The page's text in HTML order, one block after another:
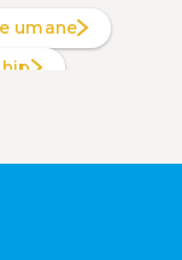
umane